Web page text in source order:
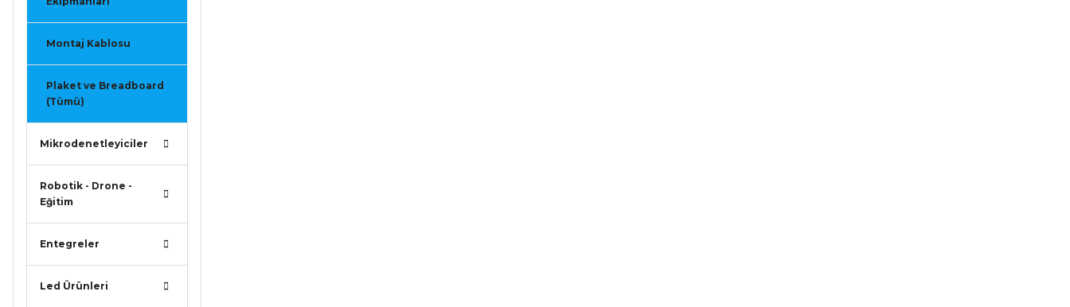
Montaj Kablosu
Plaket ve Breadboard
(Tümü)
Mikrodenetleyiciler
Robotik - Drone -
Eğitim
Entegreler
Led Ürünleri